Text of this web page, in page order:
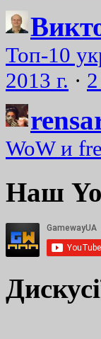
Топ-10
2013 г. ·
WoW и
Наш